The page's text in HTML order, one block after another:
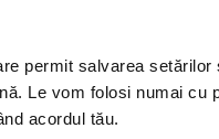
permit salvarea setărilor
Le vom folosi numai cu
acordul tău.